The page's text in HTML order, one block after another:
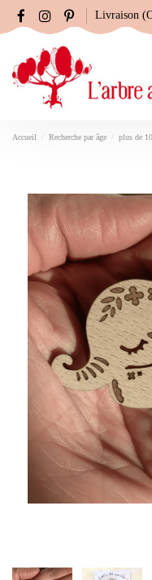
Livraison
Accueil Recherche par âge plus de